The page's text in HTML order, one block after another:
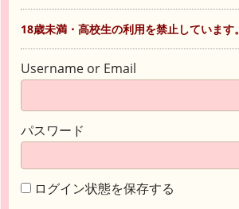
18歳未満・高校生の利用を禁止しています。
Username or Email
パスワード
ログイン状態を保存する